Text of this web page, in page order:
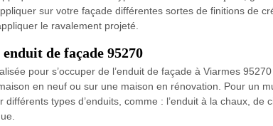
sur votre façade différentes sortes de finitions de
le ravalement projeté.
de façade 95270
pour s’occuper de l’enduit de façade à Viarmes
en neuf ou sur une maison en rénovation. Pour un
types d’enduits, comme : l’enduit à la chaux,